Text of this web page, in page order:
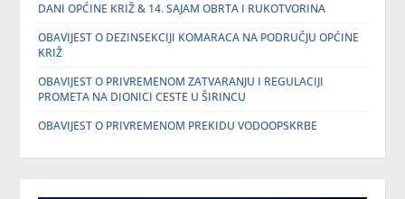
DANI OPĆINE KRIŽ & 14. SAJAM OBRTA I RUKOTVORINA
OBAVIJEST O DEZINSEKCIJI KOMARACA NA PODRUČJU OPĆINE
KRIŽ
OBAVIJEST O PRIVREMENOM ZATVARANJU I REGULACIJI
PROMETA NA DIONICI CESTE U ŠIRINCU
OBAVIJEST O PRIVREMENOM PREKIDU VODOOPSKRBE